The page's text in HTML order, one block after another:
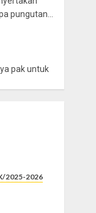
pungutan…
pak untuk
2025-2026